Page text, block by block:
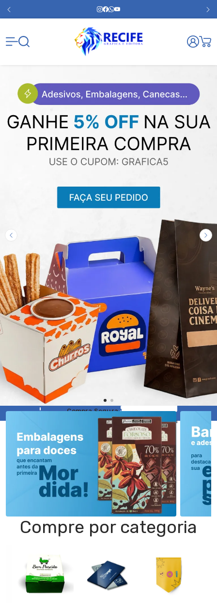
Gráfica
Ganhe 5% de desconto na sua primeira compra com o
PRIMEIRACOMPRA
Compra Segura
Dados processados com segurança
Compre por categoria